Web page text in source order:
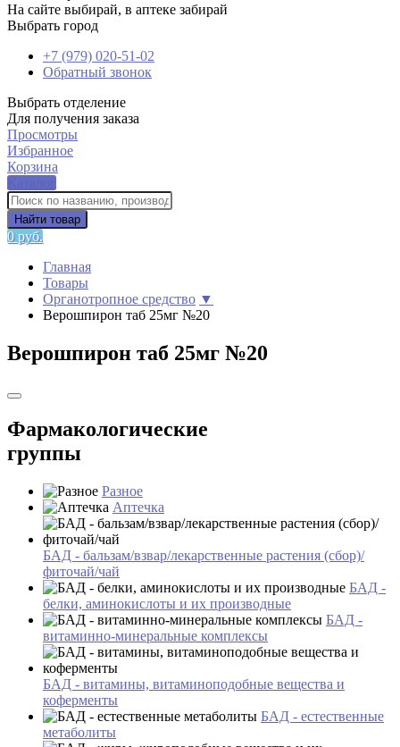
На сайте выбирай, в аптеке забирай
Выбрать город
+7 (979) 020-51-02
Обратный звонок
Выбрать отделение
Для получения заказа
Просмотры
Избранное
Корзина
Найти товар
0 руб.
Главная
Товары
Органотропное средство ▼
Верошпирон таб 25мг №20
Верошпирон таб 25мг №20
Фармакологические
группы
Разное
Аптечка
БАД - бальзам/взвар/лекарственные растения (сбор)/
фиточай/чай
БАД -
белки, аминокислоты и их производные
БАД -
витаминно-минеральные комплексы
БАД - витамины, витаминоподобные вещества и
коферменты
БАД - естественные
метаболиты